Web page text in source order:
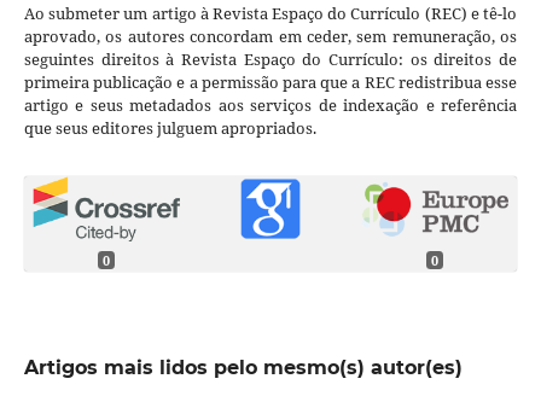
Ao submeter um artigo à Revista Espaço do Currículo (REC) e tê-lo
aprovado, os autores concordam em ceder, sem remuneração, os
seguintes direitos à Revista Espaço do Currículo: os direitos de
primeira publicação e a permissão para que a REC redistribua esse
artigo e seus metadados aos serviços de indexação e referência
que seus editores julguem apropriados.
0 0
Artigos mais lidos pelo mesmo(s) autor(es)